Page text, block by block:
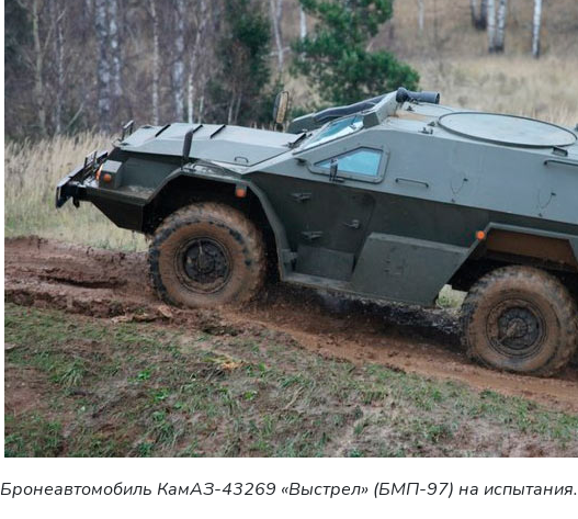
Бронеавтомобиль КамАЗ-43269 «Выстрел» (БМП-97) на